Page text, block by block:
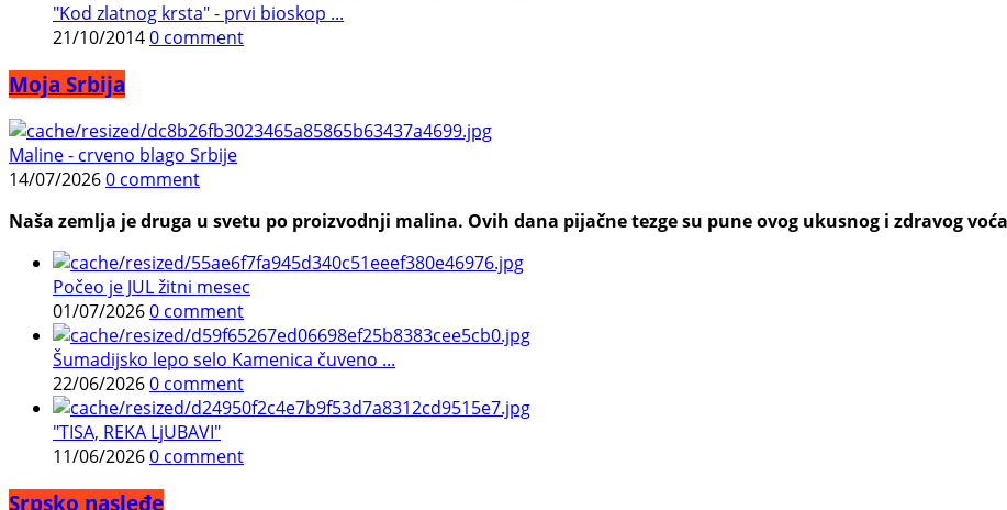
"Kod zlatnog krsta" - prvi bioskop ...
21/10/20140 comment
Moja Srbija
Maline - crveno blago Srbije
14/07/20260 comment
Naša zemlja je druga u svetu po proizvodnji malina. Ovih dana pijačne tezge su pune ovog ukusnog i zdravog
Počeo je JUL žitni mesec
01/07/20260 comment
Šumadijsko lepo selo Kamenica čuveno ...
22/06/20260 comment
"TISA, REKA LjUBAVI"
11/06/20260 comment
Srpsko nasleđe